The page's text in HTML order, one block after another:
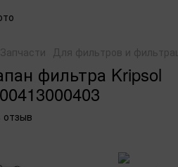
Запчасти Для фильтров и
фильтра Kripsol
отзыв